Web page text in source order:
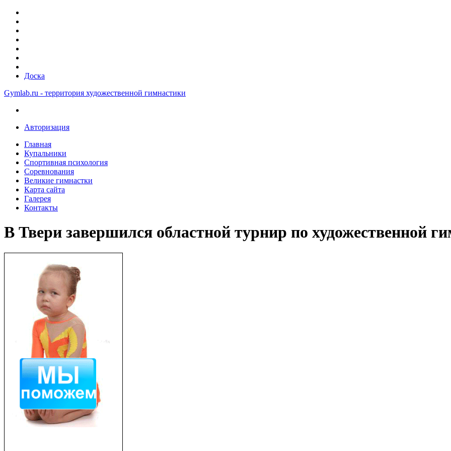
Доска
Gymlab.ru - территория художественной гимнастики
Авторизация
Главная
Купальники
Спортивная психология
Соревнования
Великие гимнастки
Карта сайта
Галерея
Контакты
В Твери завершился областной турнир по художественной